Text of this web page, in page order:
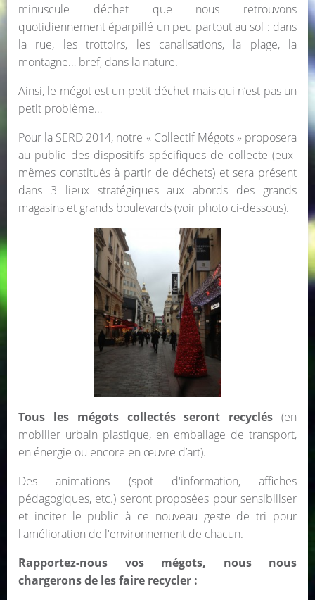
minuscule déchet que nous retrouvons
quotidiennement éparpillé un peu partout au sol : dans
la rue, les trottoirs, les canalisations, la plage, la
montagne… bref, dans la nature.
Ainsi, le mégot est un petit déchet mais qui n’est pas un
petit problème…
Pour la SERD 2014, notre « Collectif Mégots » proposera
au public des dispositifs spécifiques de collecte (eux-
mêmes constitués à partir de déchets) et sera présent
dans 3 lieux stratégiques aux abords des grands
magasins et grands boulevards (voir photo ci-dessous).
Tous les mégots collectés seront recyclés (en
mobilier urbain plastique, en emballage de transport,
en énergie ou encore en œuvre d’art).
Des animations (spot d'information, affiches
pédagogiques, etc.) seront proposées pour sensibiliser
et inciter le public à ce nouveau geste de tri pour
l'amélioration de l'environnement de chacun.
Rapportez-nous vos mégots, nous nous
chargerons de les faire recycler :